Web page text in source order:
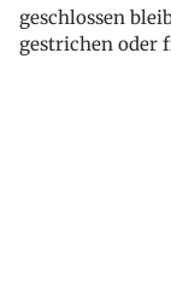
geschlossen
gestrichen oder